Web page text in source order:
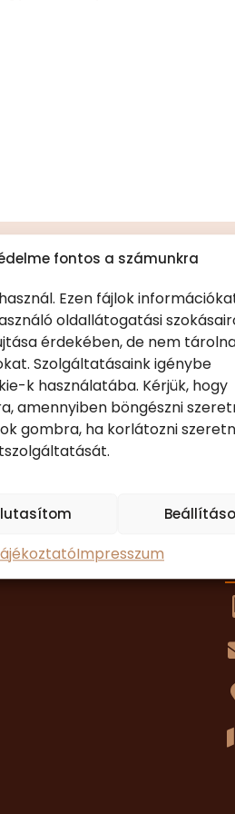
fontos a számunkra
Ezen fájlok
oldallátogatási
érdekében, de nem
Szolgáltatásaink igénybe
k használatába. Kérjük, hogy
amennyiben böngészni
gombra, ha korlátozni
Impresszum
Farm